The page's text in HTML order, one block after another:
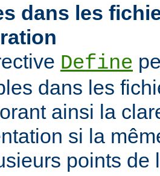
dans les
Define
dans les
ainsi la
si la
points de